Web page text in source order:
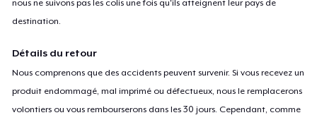
nous ne suivons pas les colis une fois qu'ils atteignent leur pays de
destination.
Détails du retour
Nous comprenons que des accidents peuvent survenir. Si vous recevez un
produit endommagé, mal imprimé ou défectueux, nous le remplacerons
volontiers ou vous rembourserons dans les 30 jours. Cependant, comme